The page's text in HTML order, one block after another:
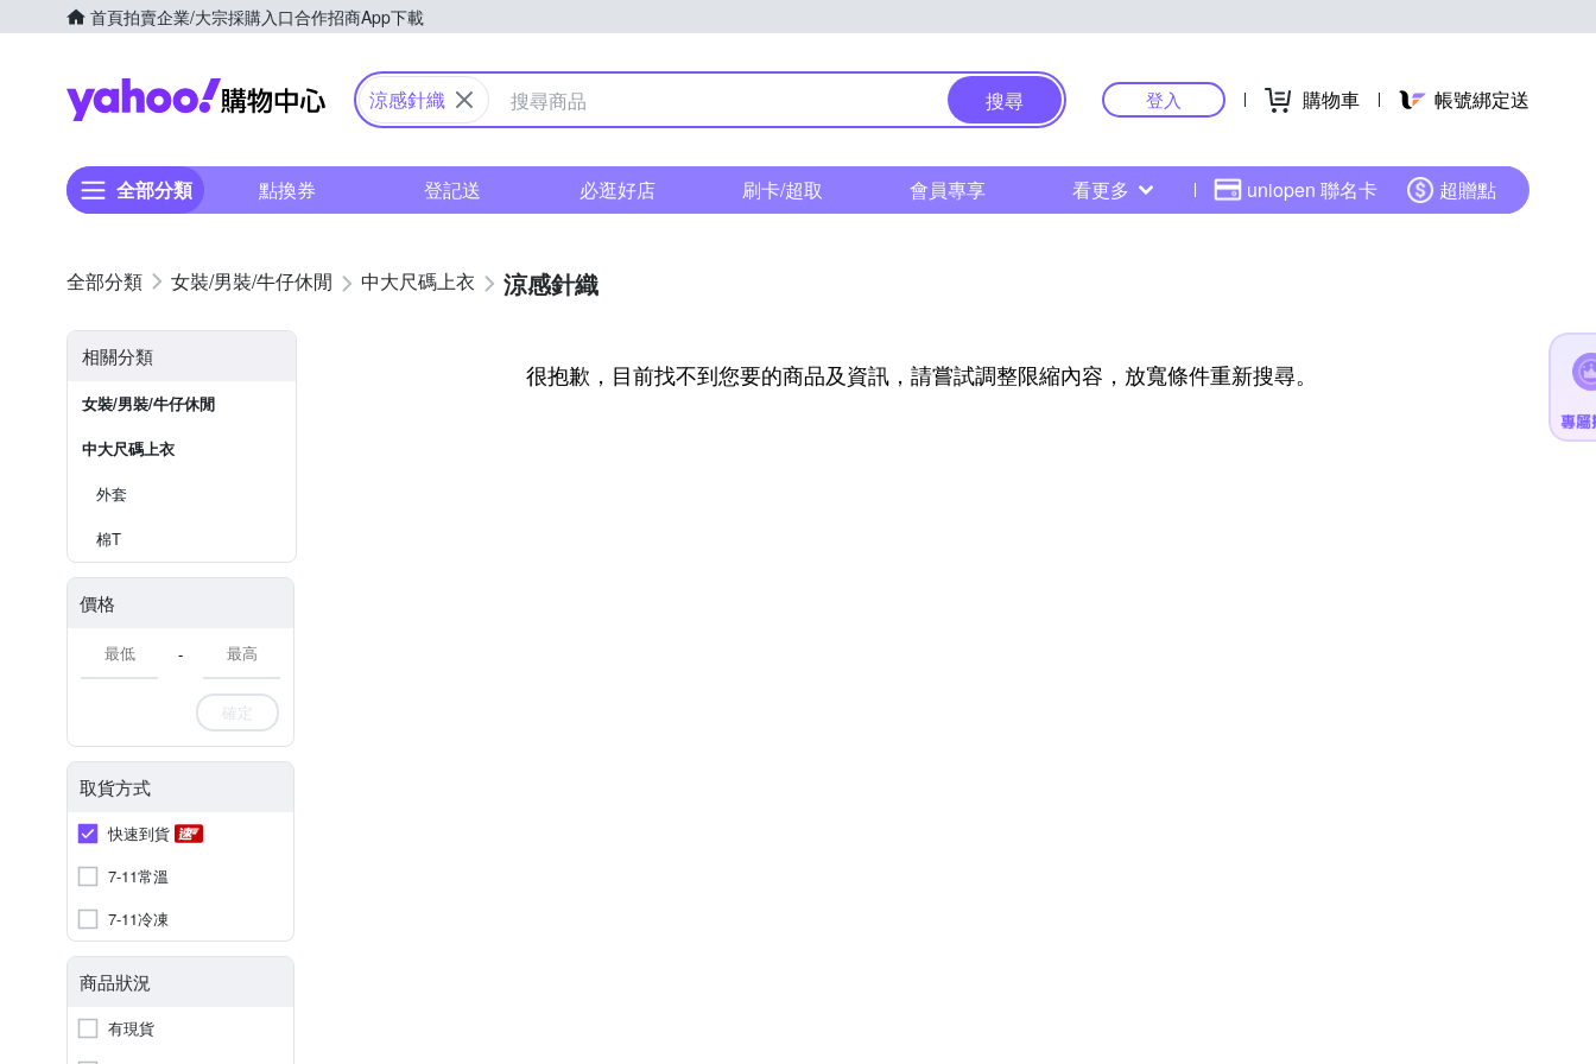
首頁拍賣企業/大宗採購入口合作招商App下載
Yahoo購物中心
涼感針織 搜尋 登入 購物車 帳號綁定送
全部分類 點換券 登記送 必逛好店 刷卡/超取 會員專享 看更多 uniopen 聯名卡 超贈點
女裝/男裝/牛仔休閒 中大尺碼上衣 涼感針織
相關分類
女裝/男裝/牛仔休閒
中大尺碼上衣
外套
棉T
價格
-
確定
取貨方式
快速到貨
7-11常溫
7-11冷凍
商品狀況
有現貨
很抱歉，目前找不到您要的商品及資訊，請嘗試調整限縮內容，放寬條件重新搜尋。